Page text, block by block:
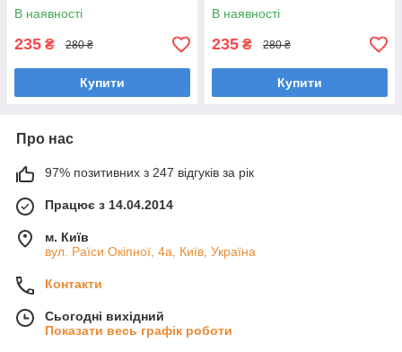
В наявності
235 ₴ 280 ₴
Купити
В наявності
235 ₴ 280 ₴
Купити
Про нас
97% позитивних з 247 відгуків за рік
Працює з 14.04.2014
м. Київ
вул. Раїси Окіпної, 4а, Київ, Україна
Контакти
Сьогодні вихідний
Показати весь графік роботи